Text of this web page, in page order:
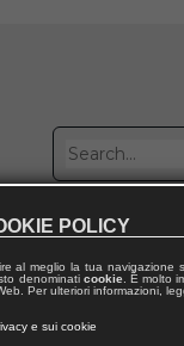
with us
POLICY
al meglio la tua navigazione
denominati cookie. È molto
Per ulteriori informazioni,
e sui cookie